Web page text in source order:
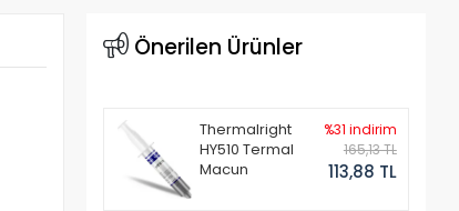
Önerilen Ürünler
Thermalright
HY510 Termal
Macun
%31 indirim
165,13 TL
113,88 TL